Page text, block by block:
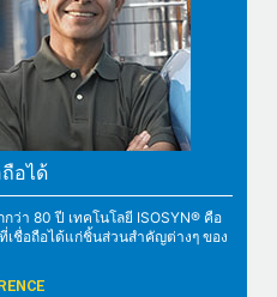
อได้
ว่า 80 ปี เทคโนโลยี ISOSYN® คือ
เชื่อถือได้แก่ชิ้นส่วนสำคัญต่างๆ ของ